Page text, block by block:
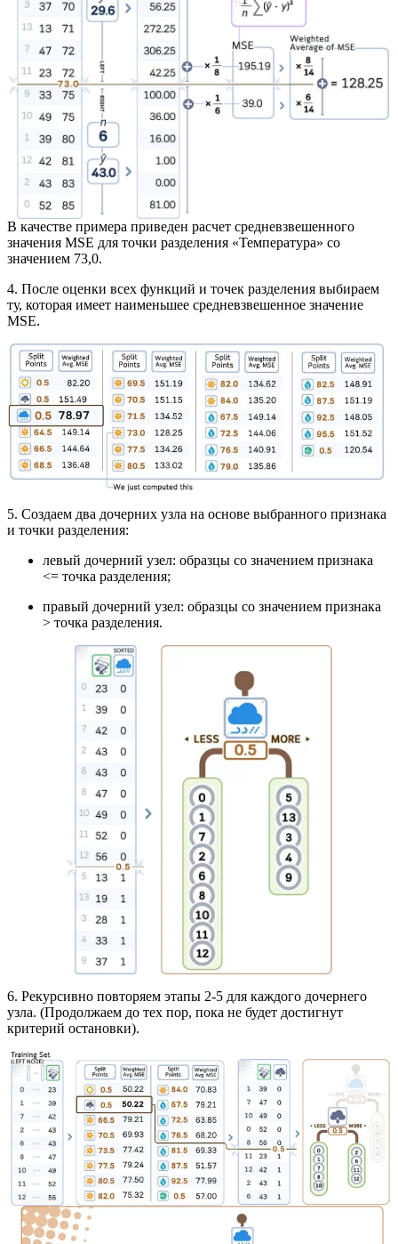
В качестве примера приведен расчет средневзвешенного
значения MSE для точки разделения «Температура» со
значением 73,0.
4. После оценки всех функций и точек разделения выбираем
ту, которая имеет наименьшее средневзвешенное значение
MSE.
5. Создаем два дочерних узла на основе выбранного признака
и точки разделения:
левый дочерний узел: образцы со значением признака
<= точка разделения;
правый дочерний узел: образцы со значением признака
> точка разделения.
6. Рекурсивно повторяем этапы 2-5 для каждого дочернего
узла. (Продолжаем до тех пор, пока не будет достигнут
критерий остановки).